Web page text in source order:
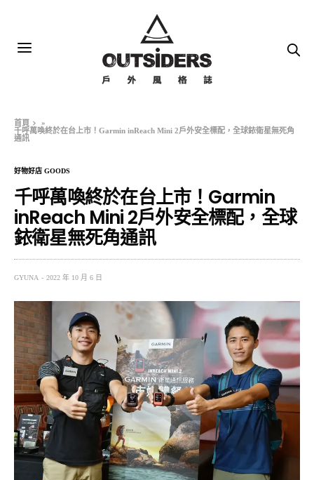
首頁
»
千呼萬喚終於在台上市！Garmin inReach Mini 2戶外安全標配，全球銥衛星無死角
通訊
好物好店 GOODS
千呼萬喚終於在台上市！Garmin
inReach Mini 2戶外安全標配，全球
銥衛星無死角通訊
GYUNA 2022 年 10 月 6 日